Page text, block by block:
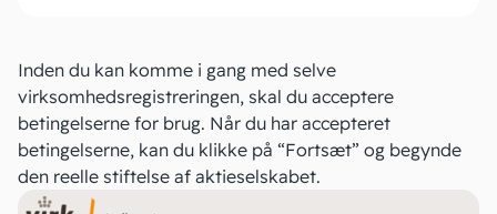
Inden du kan komme i gang med selve
virksomhedsregistreringen, skal du acceptere
betingelserne for brug. Når du har accepteret
betingelserne, kan du klikke på “Fortsæt” og begynde
den reelle stiftelse af aktieselskabet.